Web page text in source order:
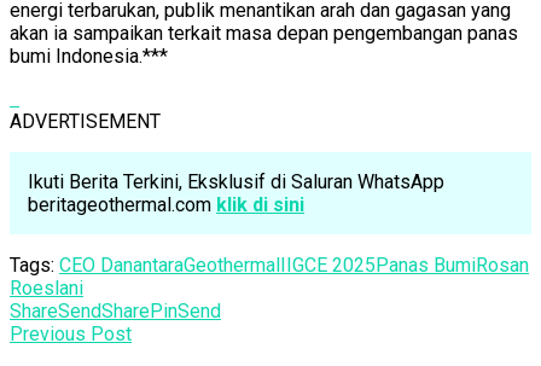
energi terbarukan, publik menantikan arah dan gagasan yang
akan ia sampaikan terkait masa depan pengembangan panas
bumi Indonesia.***
ADVERTISEMENT
Ikuti Berita Terkini, Eksklusif di Saluran WhatsApp
beritageothermal.com klik di sini
Tags: CEO DanantaraGeothermalIIGCE 2025Panas BumiRosan
Roeslani
ShareSendSharePinSend
Previous Post